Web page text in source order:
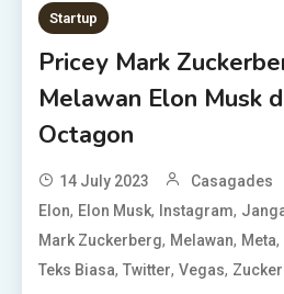
Startup
Pricey Mark
Melawan Elon Musk
Octagon
14 July 2023 Casagades
Elon, Elon Musk, Instagram,
Mark Zuckerberg, Melawan, Meta,
Teks Biasa,Twitter,Vegas,